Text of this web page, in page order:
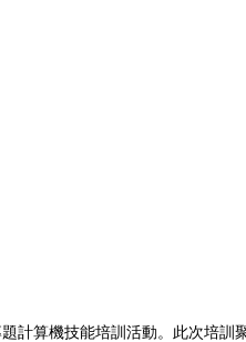
計算機技能培訓活動。此次培訓